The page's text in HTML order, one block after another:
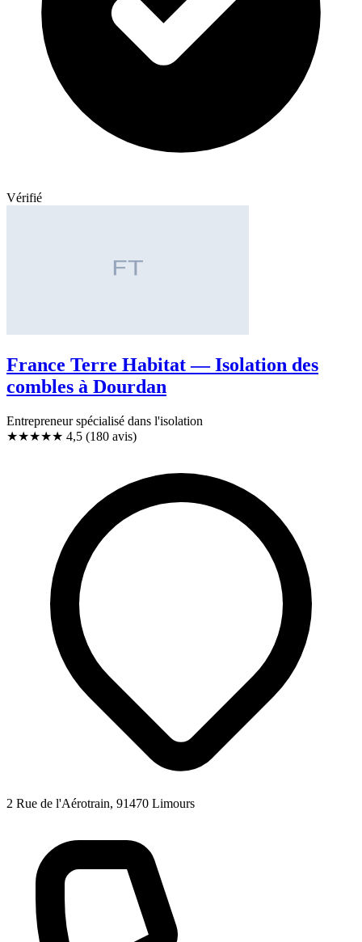
Vérifié
France Terre Habitat — Isolation des
combles à Dourdan
Entrepreneur spécialisé dans l'isolation
★★★★★ 4,5 (180 avis)
2 Rue de l'Aérotrain, 91470 Limours